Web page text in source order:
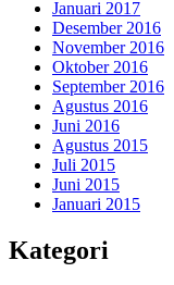
Januari 2017
Desember 2016
November 2016
Oktober 2016
September 2016
Agustus 2016
Juni 2016
Agustus 2015
Juli 2015
Juni 2015
Januari 2015
Kategori